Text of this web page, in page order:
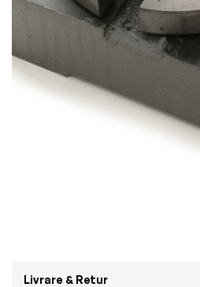
Livrare & Retur